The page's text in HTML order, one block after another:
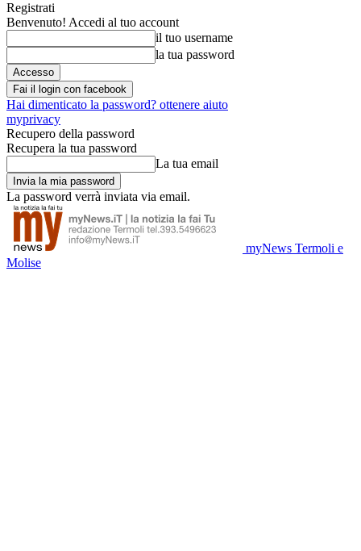
Registrati
Benvenuto! Accedi al tuo account
il tuo username
la tua password
Fai il login con facebook
Hai dimenticato la password? ottenere aiuto
myprivacy
Recupero della password
Recupera la tua password
La tua email
La password verrà inviata via email.
myNews Termoli e
Molise